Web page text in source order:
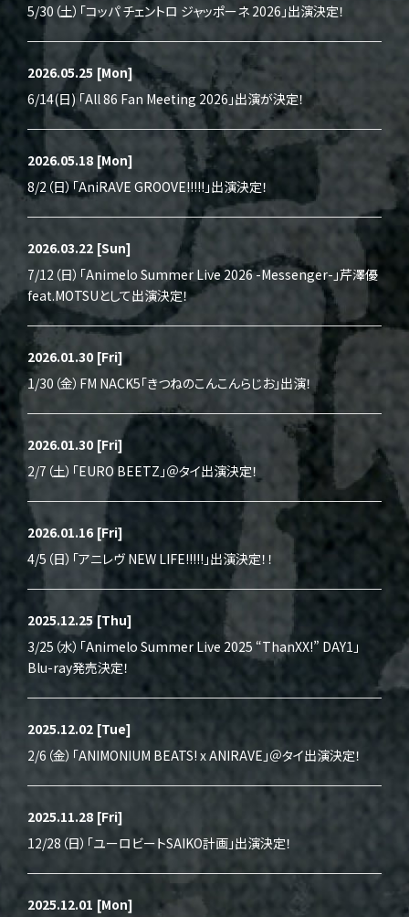
5/30（土）「コッパ チェントロ ジャッポーネ 2026」出演決定！
2026.05.25 [Mon]
6/14(日) 「All 86 Fan Meeting 2026」出演が決定！
2026.05.18 [Mon]
8/2（日）「AniRAVE GROOVE!!!!!」出演決定！
2026.03.22 [Sun]
7/12（日）「Animelo Summer Live 2026 -Messenger-」芹澤優
feat.MOTSUとして出演決定！
2026.01.30 [Fri]
1/30（金）FM NACK5「きつねのこんこんらじお」出演！
2026.01.30 [Fri]
2/7（土）「EURO BEETZ」＠タイ出演決定！
2026.01.16 [Fri]
4/5（日）「アニレヴ NEW LIFE!!!!!」出演決定！！
2025.12.25 [Thu]
3/25（水）「Animelo Summer Live 2025 “ThanXX!” DAY1」
Blu-ray発売決定！
2025.12.02 [Tue]
2/6（金）「ANIMONIUM BEATS! x ANIRAVE」＠タイ出演決定！
2025.11.28 [Fri]
12/28（日）「ユーロビートSAIKO計画」出演決定！
2025.12.01 [Mon]